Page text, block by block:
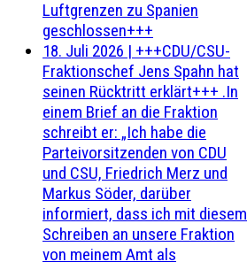
Luftgrenzen zu Spanien
geschlossen+++
18. Juli 2026 | +++CDU/CSU-
Fraktionschef Jens Spahn hat
seinen Rücktritt erklärt+++ .In
einem Brief an die Fraktion
schreibt er: „Ich habe die
Parteivorsitzenden von CDU
und CSU, Friedrich Merz und
Markus Söder, darüber
informiert, dass ich mit diesem
Schreiben an unsere Fraktion
von meinem Amt als